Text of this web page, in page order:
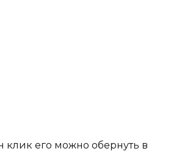
его можно обернуть в